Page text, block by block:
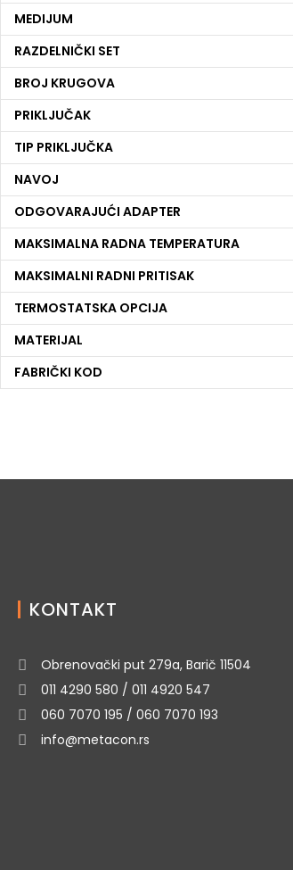
MEDIJUM
RAZDELNIČKI SET
BROJ KRUGOVA
PRIKLJUČAK
TIP PRIKLJUČKA
NAVOJ
ODGOVARAJUĆI ADAPTER
MAKSIMALNA RADNA TEMPERATURA
MAKSIMALNI RADNI PRITISAK
TERMOSTATSKA OPCIJA
MATERIJAL
FABRIČKI KOD
KONTAKT
Obrenovački put 279a, Barič 11504
011 4290 580 / 011 4920 547
060 7070 195 / 060 7070 193
info@metacon.rs